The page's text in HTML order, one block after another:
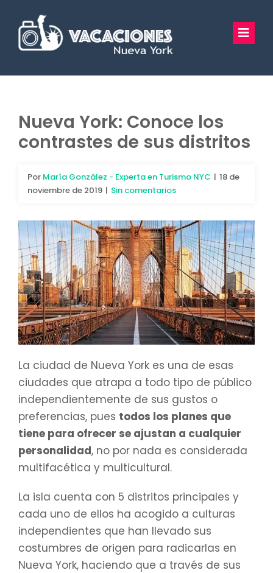
contenido
Vacaciones Nueva York
Tours Privados
Guía Turística
Preguntas Frecuentes
Nueva York: Conoce los
contrastes de sus distritos
Por María González - Experta en Turismo NYC | 18 de
noviembre de 2019 | Sin comentarios
La ciudad de Nueva York es una de esas
ciudades que atrapa a todo tipo de público
independientemente de sus gustos o
preferencias, pues todos los planes que
tiene para ofrecer se ajustan a cualquier
personalidad, no por nada es considerada
multifacética y multicultural.
La isla cuenta con 5 distritos principales y
cada uno de ellos ha acogido a culturas
independientes que han llevado sus
costumbres de origen para radicarlas en
Nueva York, haciendo que a través de sus